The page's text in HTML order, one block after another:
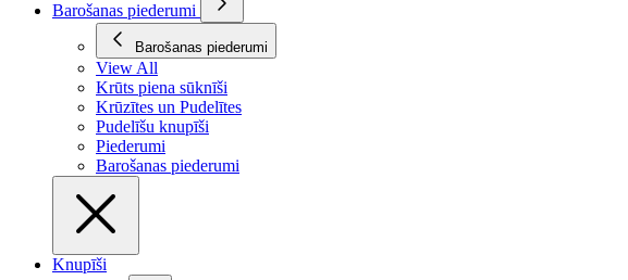
Barošanas piederumi
Barošanas piederumi
View All
Krūts piena sūknīši
Krūzītes un Pudelītes
Pudelīšu knupīši
Piederumi
Barošanas piederumi
Knupīši